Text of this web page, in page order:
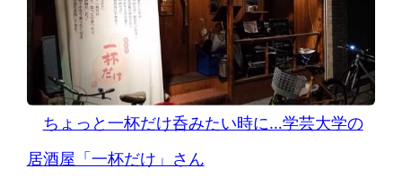
ちょっと一杯だけ呑みたい時に…学芸大学の
居酒屋「一杯だけ」さん